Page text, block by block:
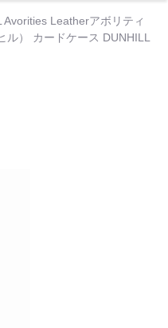
Avorities Leatherアボリティ
） カードケース DUNHILL